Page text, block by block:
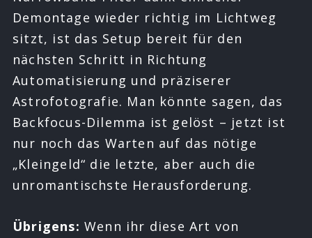
Demontage wieder richtig im Lichtweg
sitzt, ist das Setup bereit für den
nächsten Schritt in Richtung
Automatisierung und präziserer
Astrofotografie. Man könnte sagen, das
Backfocus-Dilemma ist gelöst – jetzt ist
nur noch das Warten auf das nötige
„Kleingeld“ die letzte, aber auch die
unromantischste Herausforderung.
Übrigens: Wenn ihr diese Art von